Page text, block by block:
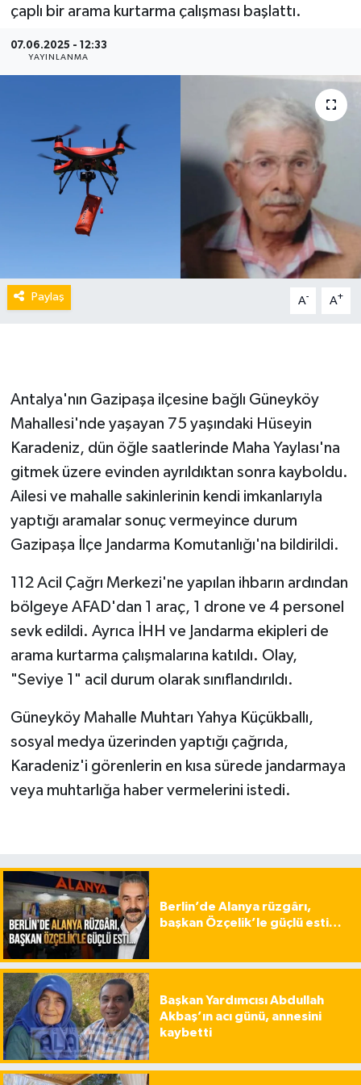
çaplı bir arama kurtarma çalışması başlattı.
07.06.2025 - 12:33
YAYINLANMA
Paylaş A- A+
Antalya'nın Gazipaşa ilçesine bağlı Güneyköy
Mahallesi'nde yaşayan 75 yaşındaki Hüseyin
Karadeniz, dün öğle saatlerinde Maha Yaylası'na
gitmek üzere evinden ayrıldıktan sonra kayboldu.
Ailesi ve mahalle sakinlerinin kendi imkanlarıyla
yaptığı aramalar sonuç vermeyince durum
Gazipaşa İlçe Jandarma Komutanlığı'na bildirildi.
112 Acil Çağrı Merkezi'ne yapılan ihbarın ardından
bölgeye AFAD'dan 1 araç, 1 drone ve 4 personel
sevk edildi. Ayrıca İHH ve Jandarma ekipleri de
arama kurtarma çalışmalarına katıldı. Olay,
"Seviye 1" acil durum olarak sınıflandırıldı.
Güneyköy Mahalle Muhtarı Yahya Küçükballı,
sosyal medya üzerinden yaptığı çağrıda,
Karadeniz'i görenlerin en kısa sürede jandarmaya
veya muhtarlığa haber vermelerini istedi.
Berlin’de Alanya rüzgârı,
başkan Özçelik’le güçlü esti…
Başkan Yardımcısı Abdullah
Akbaş’ın acı günü, annesini
kaybetti